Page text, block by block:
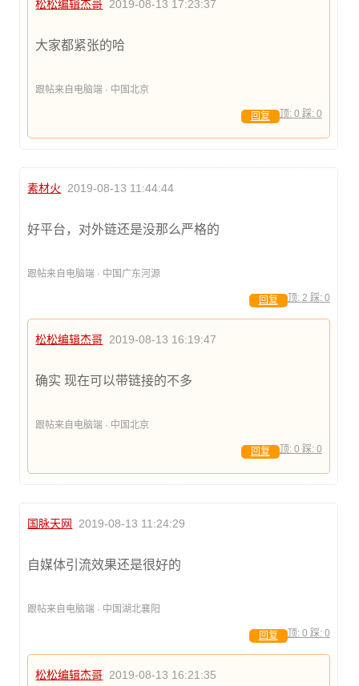
松松编辑杰哥 2019-08-13 17:23:37
大家都紧张的哈
跟帖来自电脑端 · 中国北京
顶: 0 踩: 0
回复
素材火 2019-08-13 11:44:44
好平台，对外链还是没那么严格的
跟帖来自电脑端 · 中国广东河源
顶: 2 踩: 0
回复
松松编辑杰哥 2019-08-13 16:19:47
确实 现在可以带链接的不多
跟帖来自电脑端 · 中国北京
顶: 0 踩: 0
回复
国脉天网 2019-08-13 11:24:29
自媒体引流效果还是很好的
跟帖来自电脑端 · 中国湖北襄阳
顶: 0 踩: 0
回复
松松编辑杰哥 2019-08-13 16:21:35